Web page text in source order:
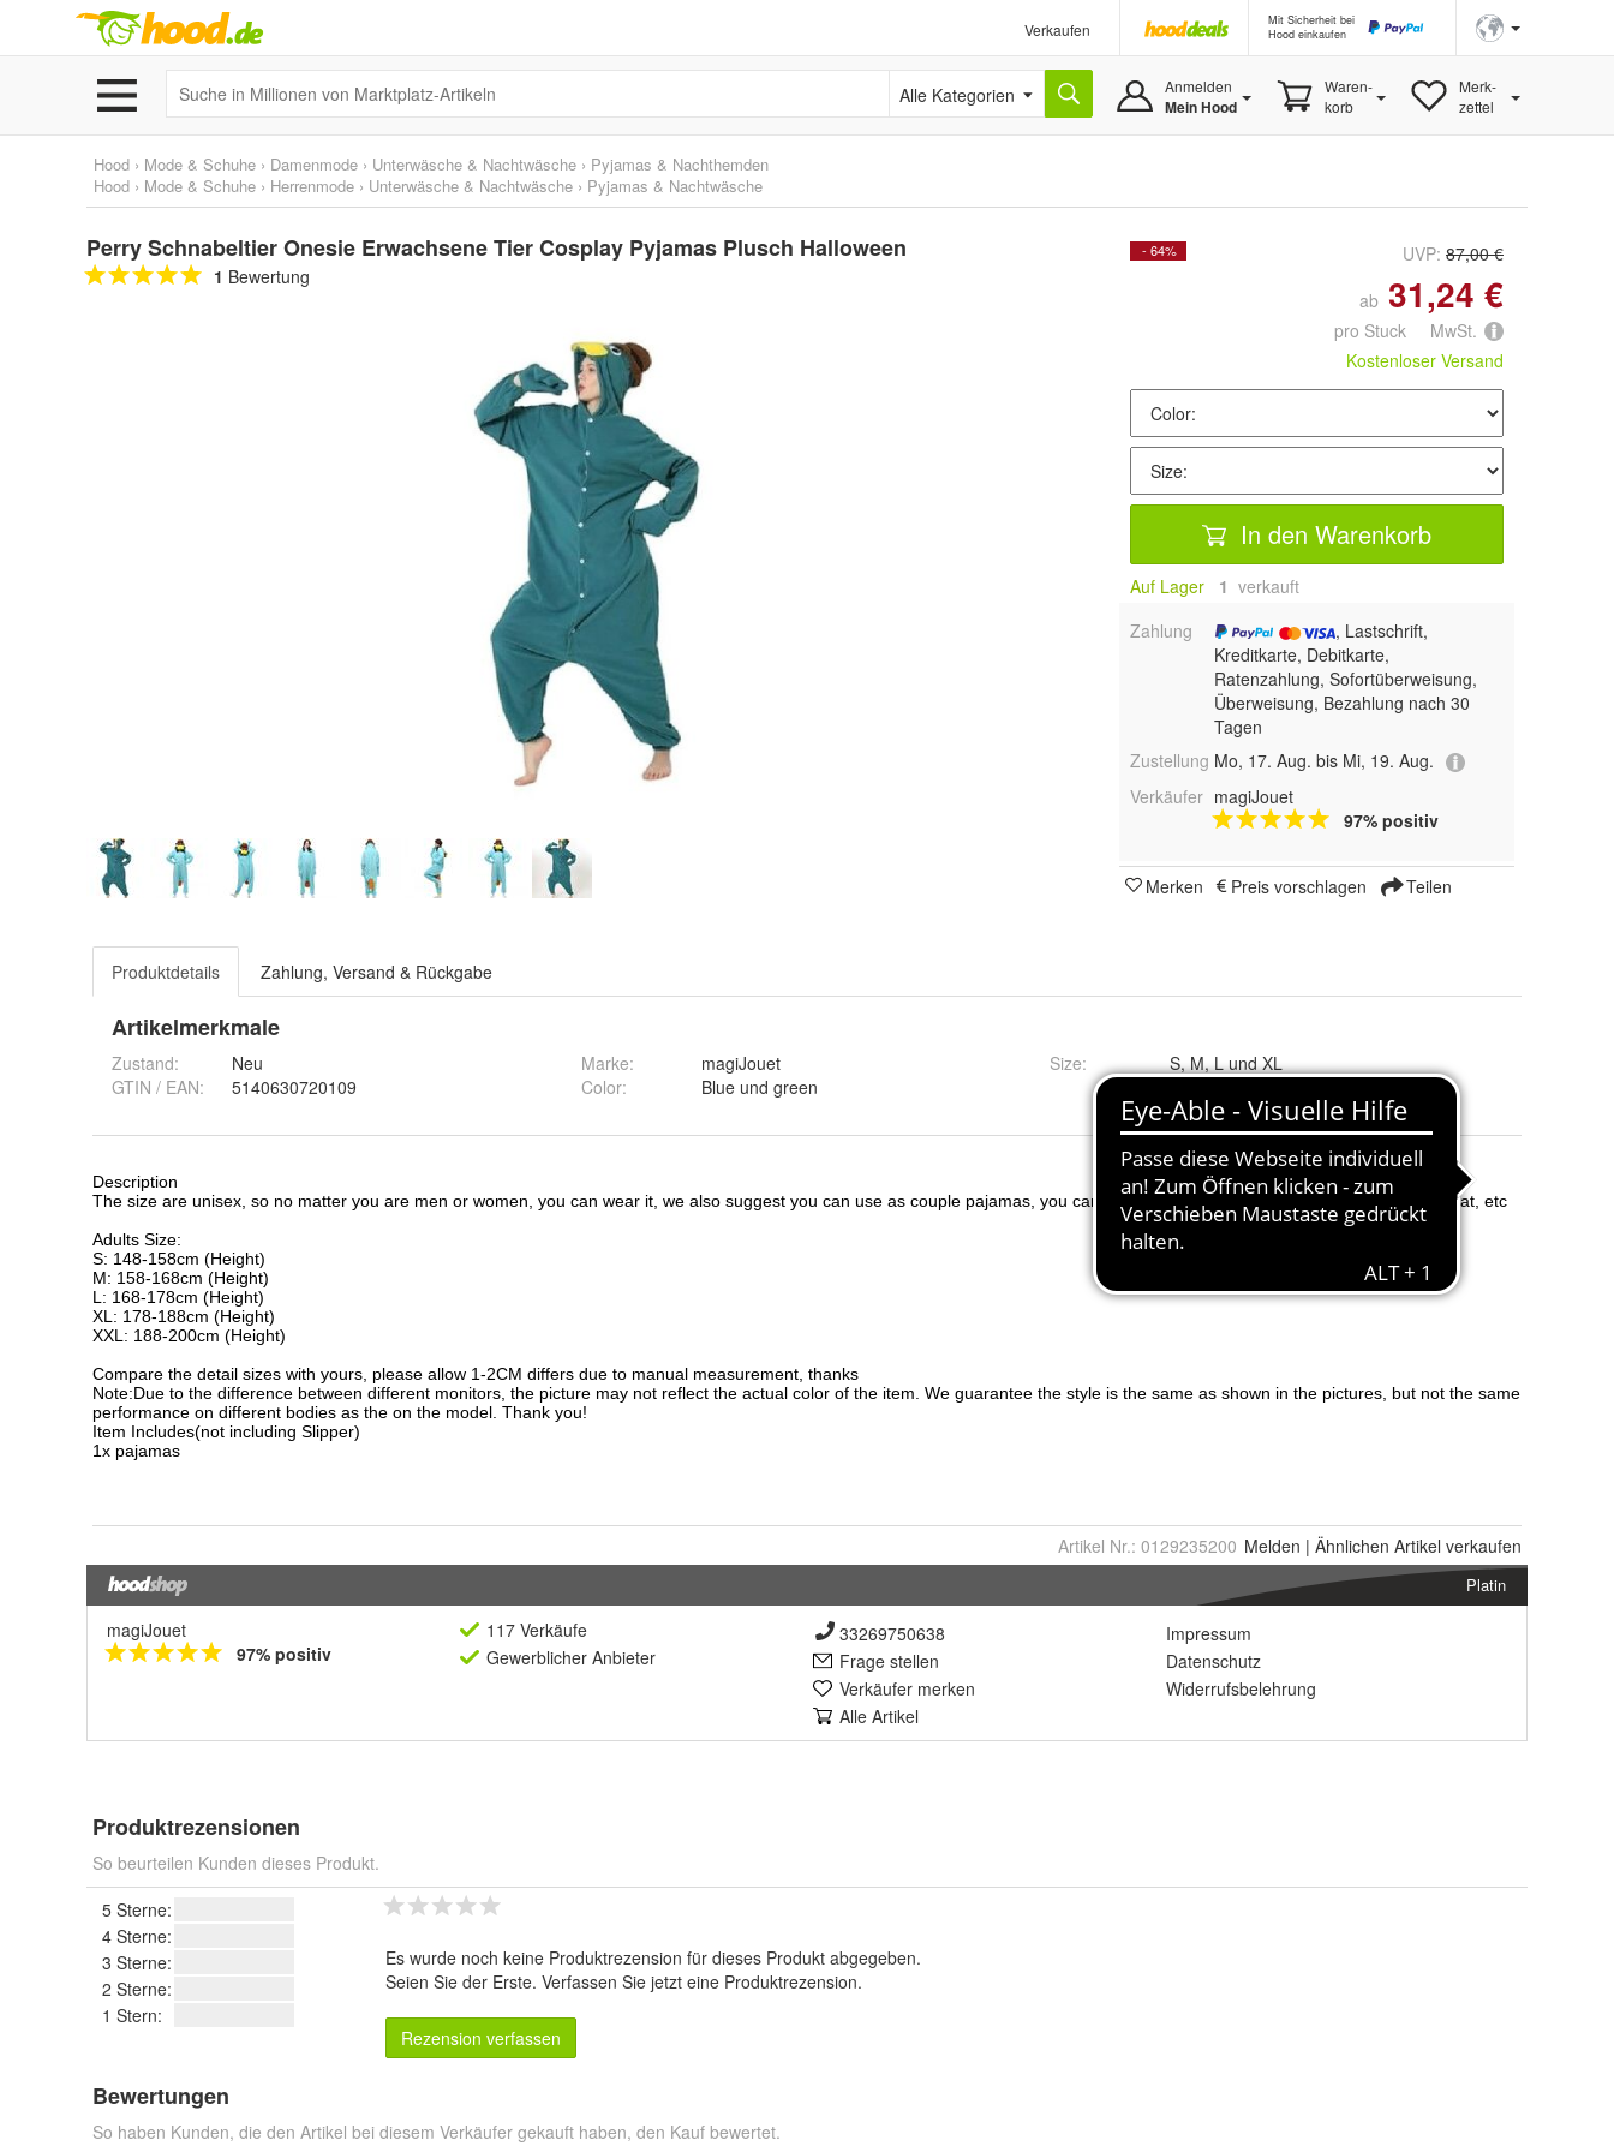
Verkaufen
Mit Sicherheit bei
Hood einkaufen
Alle Kategorien Anmelden
Mein Hood
Waren-
korb
Merk-
zettel
Hood › Mode & Schuhe › Damenmode › Unterwäsche & Nachtwäsche › Pyjamas & Nachthemden
Hood › Mode & Schuhe › Herrenmode › Unterwäsche & Nachtwäsche › Pyjamas & Nachtwäsche
Perry Schnabeltier Onesie Erwachsene Tier Cosplay Pyjamas Plusch Halloween
1 Bewertung
- 64% UVP: 87,00 €
ab 31,24 €
pro Stuck MwSt.
Kostenloser Versand
In den Warenkorb
Auf Lager 1 verkauft
Zahlung
, Lastschrift,
Kreditkarte, Debitkarte,
Ratenzahlung, Sofortüberweisung,
Überweisung, Bezahlung nach 30
Tagen
Zustellung Mo, 17. Aug. bis Mi, 19. Aug.
Verkäufer magiJouet
97% positiv
Merken Preis vorschlagen Teilen
Produktdetails Zahlung, Versand & Rückgabe
Artikelmerkmale
Zustand:
Neu
GTIN / EAN:
5140630720109
Marke:
magiJouet
Color: Blue und green
Size: S, M, L und XL
Artikel Nr.: 0129235200 Melden | Ähnlichen Artikel verkaufen
Platin
magiJouet
97% positiv
117 Verkäufe
Gewerblicher Anbieter
33269750638
Frage stellen
Verkäufer merken
Alle Artikel
Impressum
Datenschutz
Widerrufsbelehrung
Produktrezensionen
So beurteilen Kunden dieses Produkt.
5 Sterne:
4 Sterne:
3 Sterne:
2 Sterne:
1 Stern:
Es wurde noch keine Produktrezension für dieses Produkt abgegeben.
Seien Sie der Erste. Verfassen Sie jetzt eine Produktrezension.
Rezension verfassen
Bewertungen
So haben Kunden, die den Artikel bei diesem Verkäufer gekauft haben, den Kauf bewertet.